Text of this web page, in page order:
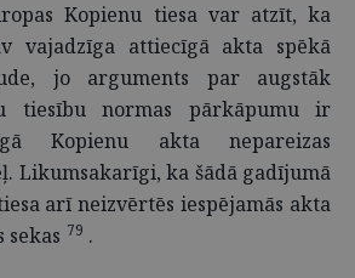
Kopienu tiesa var atzīt, ka
vajadzīga attiecīgā akta spēkā
jo arguments par augstāk
tiesību normas pārkāpumu ir
Kopienu akta nepareizas
Likumsakarīgi, ka šādā gadījumā
arī neizvērtēs iespējamās akta
sekas 79 .